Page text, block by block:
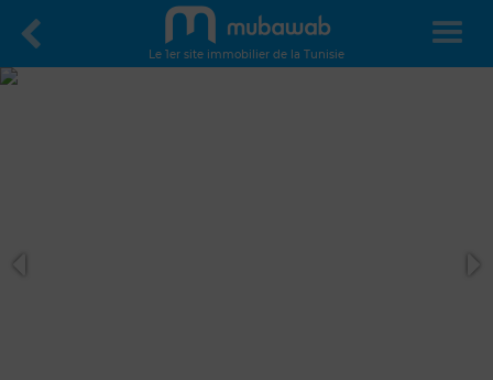
Le 1er site immobilier de la Tunisie